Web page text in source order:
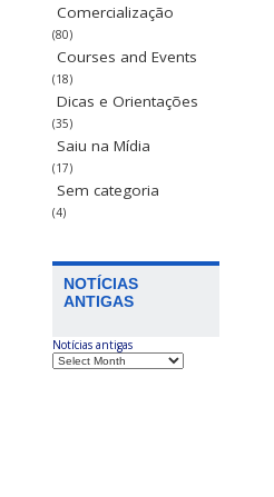
Comercialização
(80)
Courses and Events
(18)
Dicas e Orientações
(35)
Saiu na Mídia
(17)
Sem categoria
(4)
NOTÍCIAS
ANTIGAS
Notícias antigas